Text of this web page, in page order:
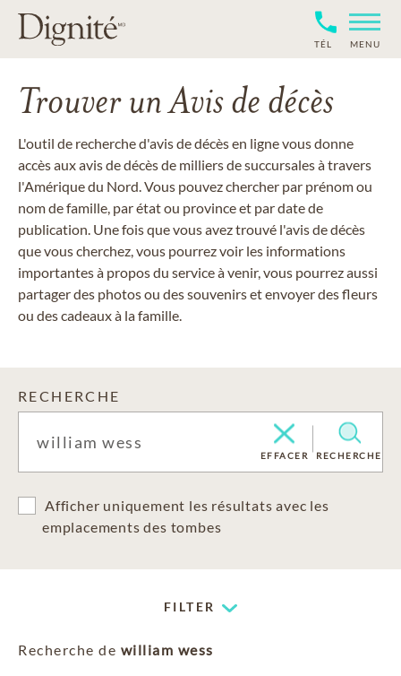
TÉL MENU
Trouver un Avis de décès
L'outil de recherche d'avis de décès en ligne vous donne
accès aux avis de décès de milliers de succursales à travers
l'Amérique du Nord. Vous pouvez chercher par prénom ou
nom de famille, par état ou province et par date de
publication. Une fois que vous avez trouvé l'avis de décès
que vous cherchez, vous pourrez voir les informations
importantes à propos du service à venir, vous pourrez aussi
partager des photos ou des souvenirs et envoyer des fleurs
ou des cadeaux à la famille.
RECHERCHE
EFFACER RECHERCHE
Afficher uniquement les résultats avec les
emplacements des tombes
FILTER
Recherche de william wess